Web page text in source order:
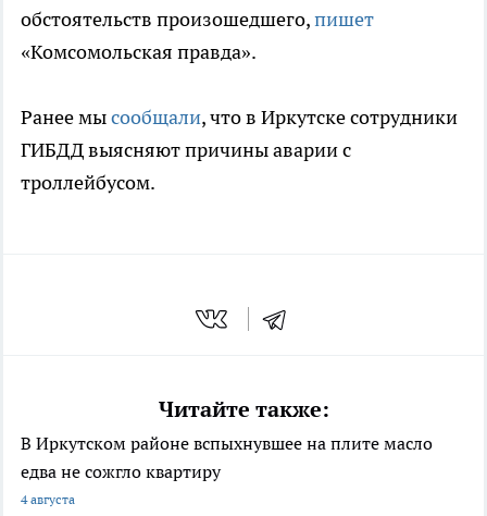
обстоятельств произошедшего,пишет
«Комсомольская правда».
Ранее мысообщали, что в Иркутске сотрудники
ГИБДД выясняют причины аварии с
троллейбусом.
Читайте также:
В Иркутском районе вспыхнувшее на плите масло
едва не сожгло квартиру
4 августа